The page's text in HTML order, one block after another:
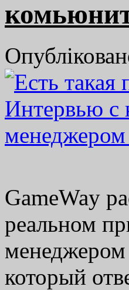
GameWay
реальном
который